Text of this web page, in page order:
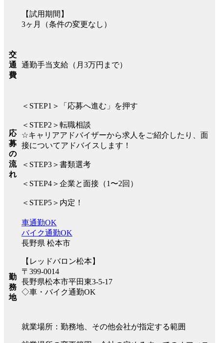
【試用期間】
3ヶ月（条件の変更なし）
交
通
費
通勤手当支給（月3万円まで）
応
募
の
流
れ
＜STEP1＞「応募へ進む」を押す
＜STEP2＞転職相談
☆キャリアアドバイザーから求人をご紹介したり、面
接についてアドバイスします！
＜STEP3＞書類選考
＜STEP4＞企業と面接（1〜2回）
＜STEP5＞内定！
勤
務
地
車通勤OK
バイク通勤OK
長野県 松本市
【レッドバロン松本】
〒399-0014
長野県松本市平田東3-5-17
◇車・バイク通勤OK
就業場所：勤務地、その他会社が指定する範囲